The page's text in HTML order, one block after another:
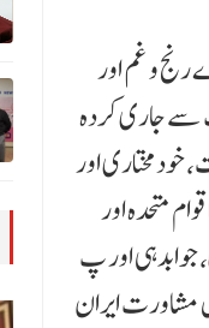
رنج و غم اور
سے جاری کردہ
خودمختاری اور
متحدہ اور
جوابدہی اور پ
مشاورت ایران